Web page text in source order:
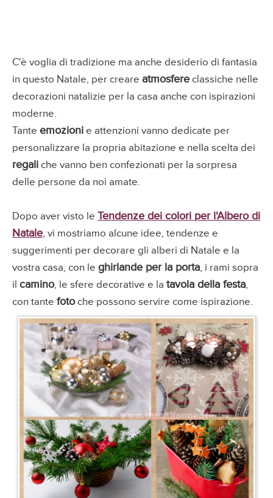
C'è voglia di tradizione ma anche desiderio di fantasia
in questo Natale, per creare atmosfere classiche nelle
decorazioni natalizie per la casa anche con ispirazioni
moderne.
Tante emozioni e attenzioni vanno dedicate per
personalizzare la propria abitazione e nella scelta dei
regali che vanno ben confezionati per la sorpresa
delle persone da noi amate.
Dopo aver visto le Tendenze dei colori per l'Albero di
Natale, vi mostriamo alcune idee, tendenze e
suggerimenti per decorare gli alberi di Natale e la
vostra casa, con le ghirlande per la porta, i rami sopra
il camino, le sfere decorative e la tavola della festa,
con tante fotoche possono servire come ispirazione.